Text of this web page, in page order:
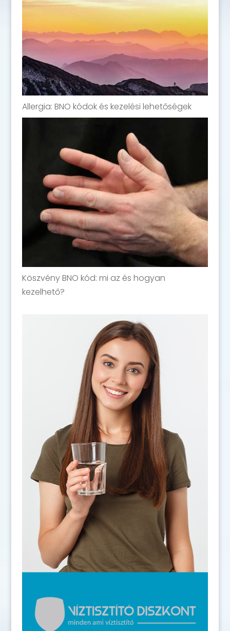
Allergia: BNO kódok és kezelési lehetőségek
Köszvény BNO kód: mi az és hogyan
kezelhető?